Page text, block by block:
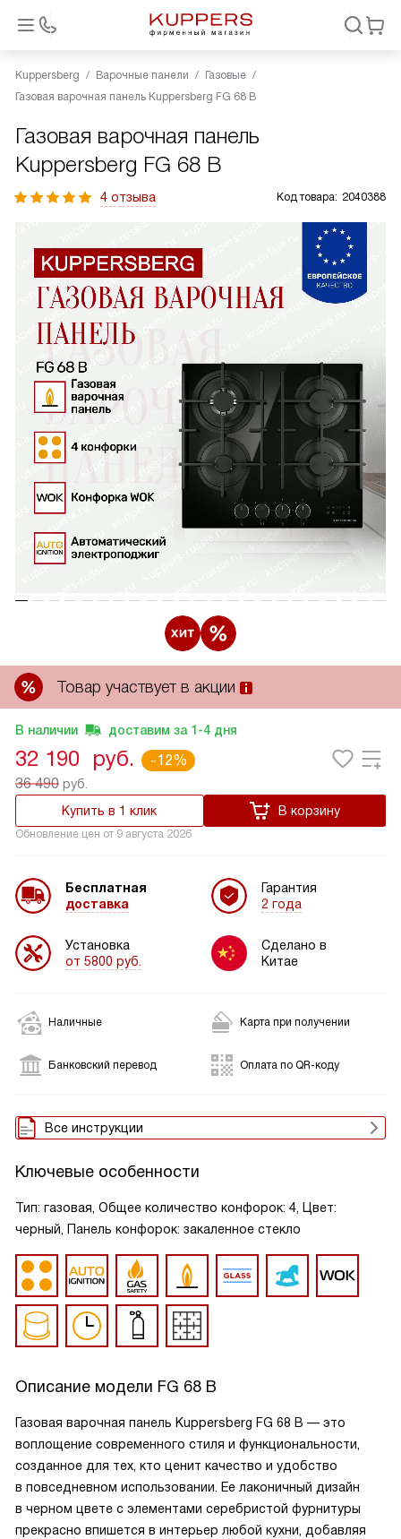
Kuppersberg Варочные панели
Газовые
Газовая варочная панель Kuppersberg FG 68 B
Газовая варочная панель
Kuppersberg FG 68 B
4 отзыва Код товара: 2040388
Товар участвует в акции
В наличии доставим за 1-4 дня
32 190 руб.
-12%
36 490 руб.
Купить в 1 клик
В корзину
Обновление цен от 9 августа 2026
Бесплатная
доставка
Установка
от 5800 руб.
Гарантия
2 года
Сделано в
Китае
Наличные Карта при получении
Банковский перевод Оплата по QR-коду
Все инструкции
Ключевые особенности
Тип: газовая, Общее количество конфорок: 4, Цвет:
черный, Панель конфорок: закаленное стекло
Описание модели FG 68 B
Газовая варочная панель Kuppersberg FG 68 B — это
воплощение современного стиля и функциональности,
созданное для тех, кто ценит качество и удобство
в повседневном использовании. Ее лаконичный дизайн
в черном цвете с элементами серебристой фурнитуры
прекрасно впишется в интерьер любой кухни, добавляя